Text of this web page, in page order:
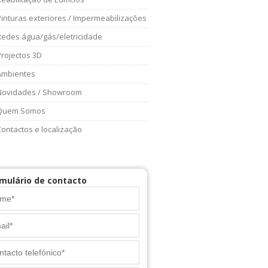
exteriores / Impermeabilizações
água/gás/eletricidade
3D
/ Showroom
Somos
e localização
de contacto